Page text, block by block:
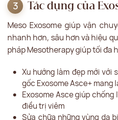
Tác dụng của
Meso Exosome giúp vận
nhanh hơn, sâu hơn và hiệu
pháp Mesotherapy giúp tối đa
Xu hướng làm đẹp mới với
gốc Exosome Asce+ mang
Exosome Asce giúp chống
điều trị viêm
Sửa chữa những vùng da